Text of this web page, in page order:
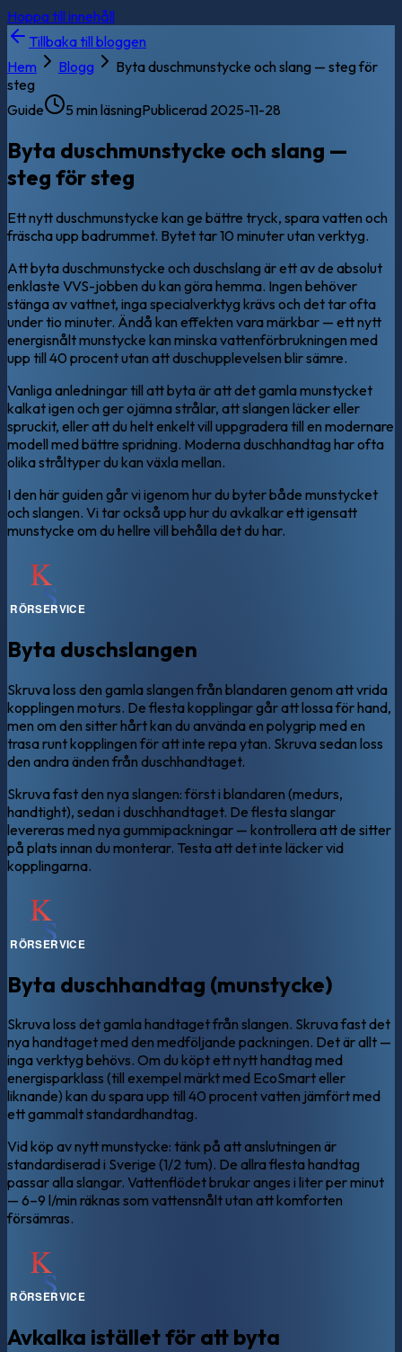
Hoppa till innehåll
Tillbaka till bloggen
Hem
Blogg
Byta duschmunstycke och slang — steg för
steg
Guide
5 min läsningPublicerad 2025-11-28
Byta duschmunstycke och slang —
steg för steg
Ett nytt duschmunstycke kan ge bättre tryck, spara vatten och
fräscha upp badrummet. Bytet tar 10 minuter utan verktyg.
Att byta duschmunstycke och duschslang är ett av de absolut
enklaste VVS-jobben du kan göra hemma. Ingen behöver
stänga av vattnet, inga specialverktyg krävs och det tar ofta
under tio minuter. Ändå kan effekten vara märkbar — ett nytt
energisnålt munstycke kan minska vattenförbrukningen med
upp till 40 procent utan att duschupplevelsen blir sämre.
Vanliga anledningar till att byta är att det gamla munstycket
kalkat igen och ger ojämna strålar, att slangen läcker eller
spruckit, eller att du helt enkelt vill uppgradera till en modernare
modell med bättre spridning. Moderna duschhandtag har ofta
olika stråltyper du kan växla mellan.
I den här guiden går vi igenom hur du byter både munstycket
och slangen. Vi tar också upp hur du avkalkar ett igensatt
munstycke om du hellre vill behålla det du har.
Byta duschslangen
Skruva loss den gamla slangen från blandaren genom att vrida
kopplingen moturs. De flesta kopplingar går att lossa för hand,
men om den sitter hårt kan du använda en polygrip med en
trasa runt kopplingen för att inte repa ytan. Skruva sedan loss
den andra änden från duschhandtaget.
Skruva fast den nya slangen: först i blandaren (medurs,
handtight), sedan i duschhandtaget. De flesta slangar
levereras med nya gummipackningar — kontrollera att de sitter
på plats innan du monterar. Testa att det inte läcker vid
kopplingarna.
Byta duschhandtag (munstycke)
Skruva loss det gamla handtaget från slangen. Skruva fast det
nya handtaget med den medföljande packningen. Det är allt —
inga verktyg behövs. Om du köpt ett nytt handtag med
energisparklass (till exempel märkt med EcoSmart eller
liknande) kan du spara upp till 40 procent vatten jämfört med
ett gammalt standardhandtag.
Vid köp av nytt munstycke: tänk på att anslutningen är
standardiserad i Sverige (1/2 tum). De allra flesta handtag
passar alla slangar. Vattenflödet brukar anges i liter per minut
— 6–9 l/min räknas som vattensnålt utan att komforten
försämras.
Avkalka istället för att byta